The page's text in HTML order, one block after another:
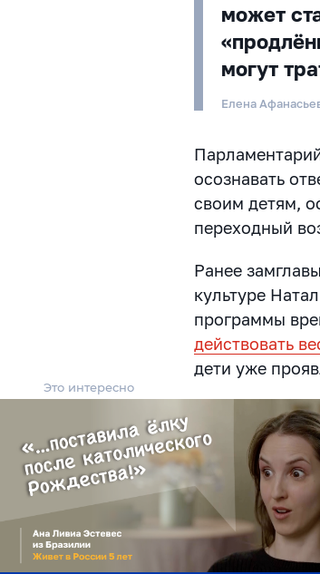
может
могут
Елена
осознавать
своим детям,
переходный
Ранее
культуре
программы
действовать
дети уже
Это интересно